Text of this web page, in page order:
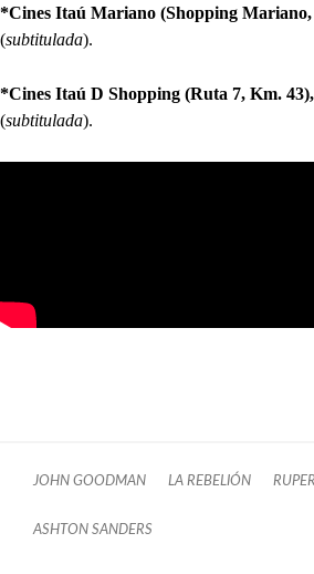
*Cines Itaú Mariano (Shopping Mariano,
(subtitulada).
*Cines Itaú D Shopping (Ruta 7, Km. 43),
(subtitulada).
JOHN GOODMAN LA REBELIÓN
ASHTON SANDERS